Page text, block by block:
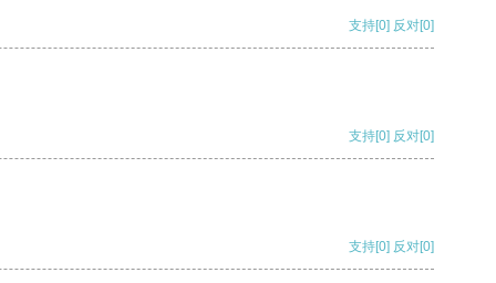
支持[0] 反对[0]
支持[0] 反对[0]
支持[0] 反对[0]